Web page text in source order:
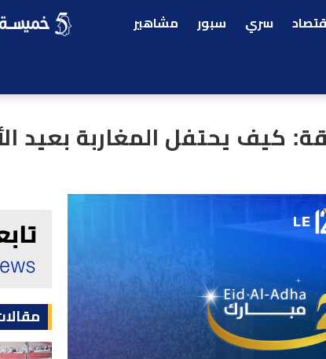
سري سبور مشاهير
كيف يحتفل المغاربة بعيد